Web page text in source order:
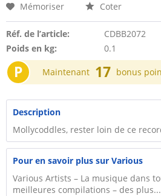
Mémoriser Coter
Réf. de l’article:
CDBB2072
Poids en kg:
0.1
P Maintenant 17 bonus
Description
Mollycoddles, rester loin de ce
Pour en savoir plus sur Various
Various Artists – La musique dans
meilleures compilations – des plus...